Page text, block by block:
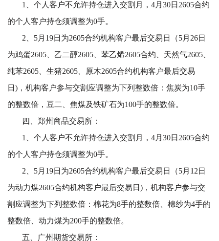
1、个人客户不允许持仓进入交割月，4月30日2605合约
的个人客户持仓须调整为0手。
2、5月19日为2605合约机构客户最后交易日（5月26日
为鸡蛋2605、乙二醇2605、苯乙烯2605合约、天然气2605、
纯苯2605、生猪2605、原木2605合约机构客户最后交易
日)，机构客户参与交割应调整为下列整数倍：焦炭为10手
的整数倍，豆二、焦煤及铁矿石为100手的整数倍。
四、郑州商品交易所：
1、个人客户不允许持仓进入交割月，4月30日2605合约
的个人客户持仓须调整为0手。
2、5月19日为2605合约机构客户最后交易日（5月12日
为动力煤2605合约机构客户最后交易日)，机构客户参与交
割应调整为下列整数倍：棉花为8手的整数倍、棉纱为4手的
整数倍、动力煤为200手的整数倍。
五、广州期货交易所：